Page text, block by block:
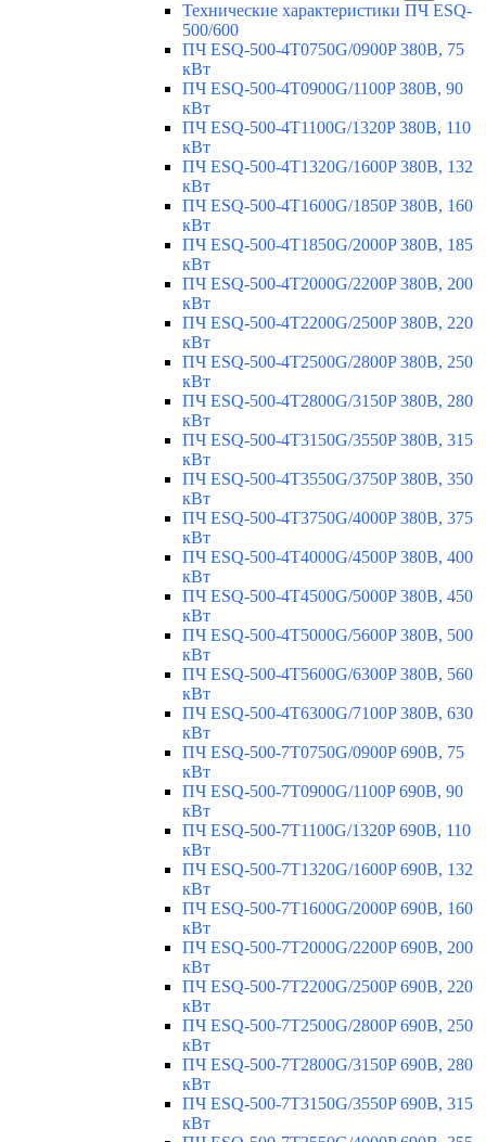
Технические характеристики ПЧ ESQ-
500/600
ПЧ ESQ-500-4T0750G/0900P 380В, 75
кВт
ПЧ ESQ-500-4T0900G/1100P 380В, 90
кВт
ПЧ ESQ-500-4T1100G/1320P 380В, 110
кВт
ПЧ ESQ-500-4T1320G/1600P 380В, 132
кВт
ПЧ ESQ-500-4T1600G/1850P 380В, 160
кВт
ПЧ ESQ-500-4T1850G/2000P 380В, 185
кВт
ПЧ ESQ-500-4T2000G/2200P 380В, 200
кВт
ПЧ ESQ-500-4T2200G/2500P 380В, 220
кВт
ПЧ ESQ-500-4T2500G/2800P 380В, 250
кВт
ПЧ ESQ-500-4T2800G/3150P 380В, 280
кВт
ПЧ ESQ-500-4T3150G/3550P 380В, 315
кВт
ПЧ ESQ-500-4T3550G/3750P 380В, 350
кВт
ПЧ ESQ-500-4T3750G/4000P 380В, 375
кВт
ПЧ ESQ-500-4T4000G/4500P 380В, 400
кВт
ПЧ ESQ-500-4T4500G/5000P 380В, 450
кВт
ПЧ ESQ-500-4T5000G/5600P 380В, 500
кВт
ПЧ ESQ-500-4T5600G/6300P 380В, 560
кВт
ПЧ ESQ-500-4T6300G/7100P 380В, 630
кВт
ПЧ ESQ-500-7T0750G/0900P 690В, 75
кВт
ПЧ ESQ-500-7T0900G/1100P 690В, 90
кВт
ПЧ ESQ-500-7T1100G/1320P 690В, 110
кВт
ПЧ ESQ-500-7T1320G/1600P 690В, 132
кВт
ПЧ ESQ-500-7T1600G/2000P 690В, 160
кВт
ПЧ ESQ-500-7T2000G/2200P 690В, 200
кВт
ПЧ ESQ-500-7T2200G/2500P 690В, 220
кВт
ПЧ ESQ-500-7T2500G/2800P 690В, 250
кВт
ПЧ ESQ-500-7T2800G/3150P 690В, 280
кВт
ПЧ ESQ-500-7T3150G/3550P 690В, 315
кВт